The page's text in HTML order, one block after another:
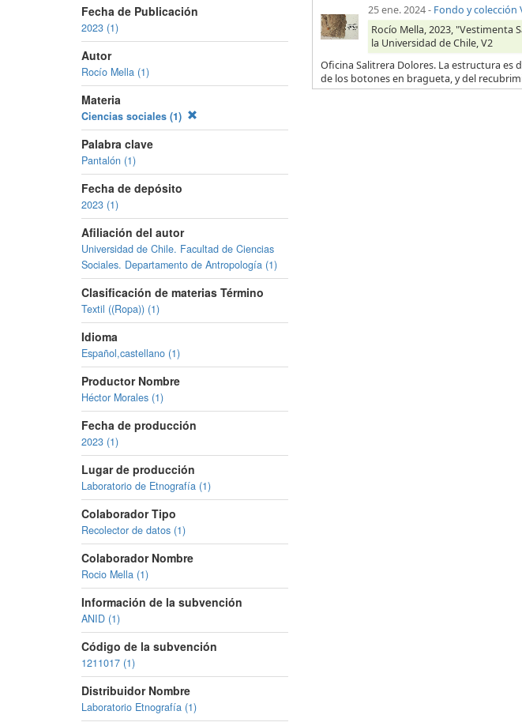
Fecha de Publicación
2023 (1)
Autor
Rocío Mella (1)
Materia
Ciencias sociales (1)
Palabra clave
Pantalón (1)
Fecha de depósito
2023 (1)
Afiliación del autor
Universidad de Chile. Facultad de Ciencias
Sociales. Departamento de Antropología (1)
Clasificación de materias Término
Textil ((Ropa)) (1)
Idioma
Español,castellano (1)
Productor Nombre
Héctor Morales (1)
Fecha de producción
2023 (1)
Lugar de producción
Laboratorio de Etnografía (1)
Colaborador Tipo
Recolector de datos (1)
Colaborador Nombre
Rocio Mella (1)
Información de la subvención
ANID (1)
Código de la subvención
1211017 (1)
Distribuidor Nombre
Laboratorio Etnografía (1)
25 ene. 2024- Fondo y
Rocío Mella, 2023, "Vestimenta
la Universidad de Chile, V2
Oficina Salitrera Dolores. La estructura es
de los botones en bragueta, y del